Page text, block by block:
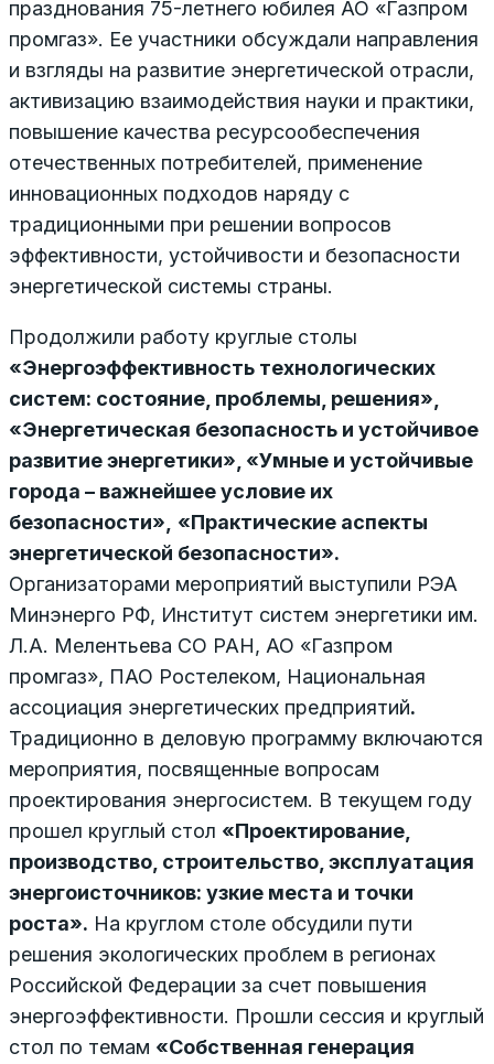
празднования 75-летнего юбилея АО «Газпром
промгаз». Ее участники обсуждали направления
и взгляды на развитие энергетической отрасли,
активизацию взаимодействия науки и практики,
повышение качества ресурсообеспечения
отечественных потребителей, применение
инновационных подходов наряду с
традиционными при решении вопросов
эффективности, устойчивости и безопасности
энергетической системы страны.
Продолжили работу круглые столы
«Энергоэффективность технологических
систем: состояние, проблемы, решения»,
«Энергетическая безопасность и устойчивое
развитие энергетики», «Умные и устойчивые
города – важнейшее условие их
безопасности»,
«Практические аспекты
энергетической безопасности».
Организаторами мероприятий выступили РЭА
Минэнерго РФ, Институт систем энергетики им.
Л.А. Мелентьева СО РАН, АО «Газпром
промгаз», ПАО Ростелеком, Национальная
ассоциация энергетических предприятий.
Традиционно в деловую программу включаются
мероприятия, посвященные вопросам
проектирования энергосистем. В текущем году
прошел круглый стол «Проектирование,
производство, строительство, эксплуатация
энергоисточников: узкие места и точки
роста». На круглом столе обсудили пути
решения экологических проблем в регионах
Российской Федерации за счет повышения
энергоэффективности. Прошли сессия и круглый
стол по темам «Собственная генерация